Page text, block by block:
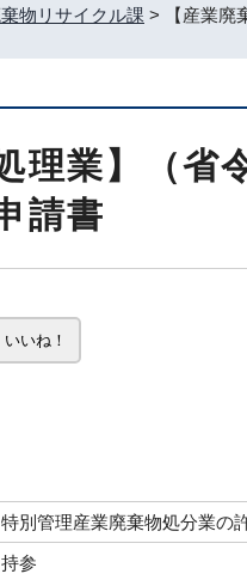
物リサイクル課 > 【産業廃
理業】（
請書
いいね！
特別管理産業廃棄物処分業の
持参